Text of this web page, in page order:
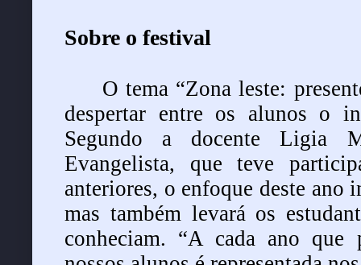
Sobre o festival
O tema “Zona leste:
despertar entre os alunos o
Segundo a docente Ligia
Evangelista, que teve
anteriores, o enfoque deste ano
mas também levará os
conheciam. “A cada ano que